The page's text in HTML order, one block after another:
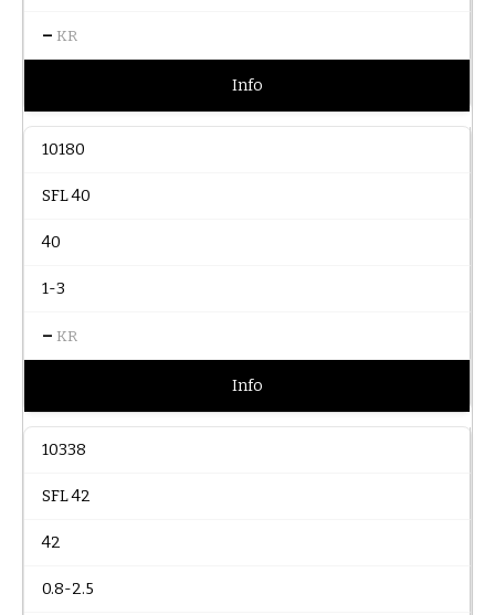
– KR
Info
10180
SFL 40
40
1-3
– KR
Info
10338
SFL 42
42
0.8-2.5